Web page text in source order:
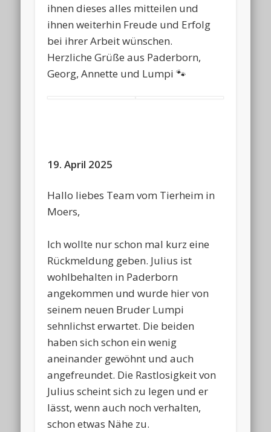
ihnen dieses alles mitteilen und
ihnen weiterhin Freude und Erfolg
bei ihrer Arbeit wünschen.
Herzliche Grüße aus Paderborn,
Georg, Annette und Lumpi 🐾
19. April 2025
Hallo liebes Team vom Tierheim in
Moers,
Ich wollte nur schon mal kurz eine
Rückmeldung geben. Julius ist
wohlbehalten in Paderborn
angekommen und wurde hier von
seinem neuen Bruder Lumpi
sehnlichst erwartet. Die beiden
haben sich schon ein wenig
aneinander gewöhnt und auch
angefreundet. Die Rastlosigkeit von
Julius scheint sich zu legen und er
lässt, wenn auch noch verhalten,
schon etwas Nähe zu.